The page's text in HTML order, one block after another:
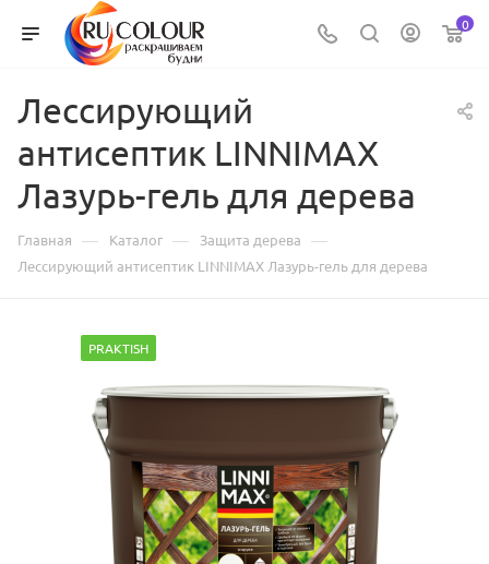
0
Лессирующий
антисептик LINNIMAX
Лазурь-гель для дерева
Главная — Каталог — Защита дерева —
Лессирующий антисептик LINNIMAX Лазурь-гель для дерева
PRAKTISH